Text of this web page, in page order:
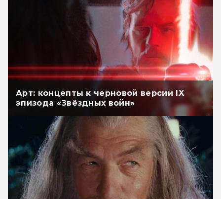
Арт: концепты к черновой версии IX
эпизода «Звёздных войн»